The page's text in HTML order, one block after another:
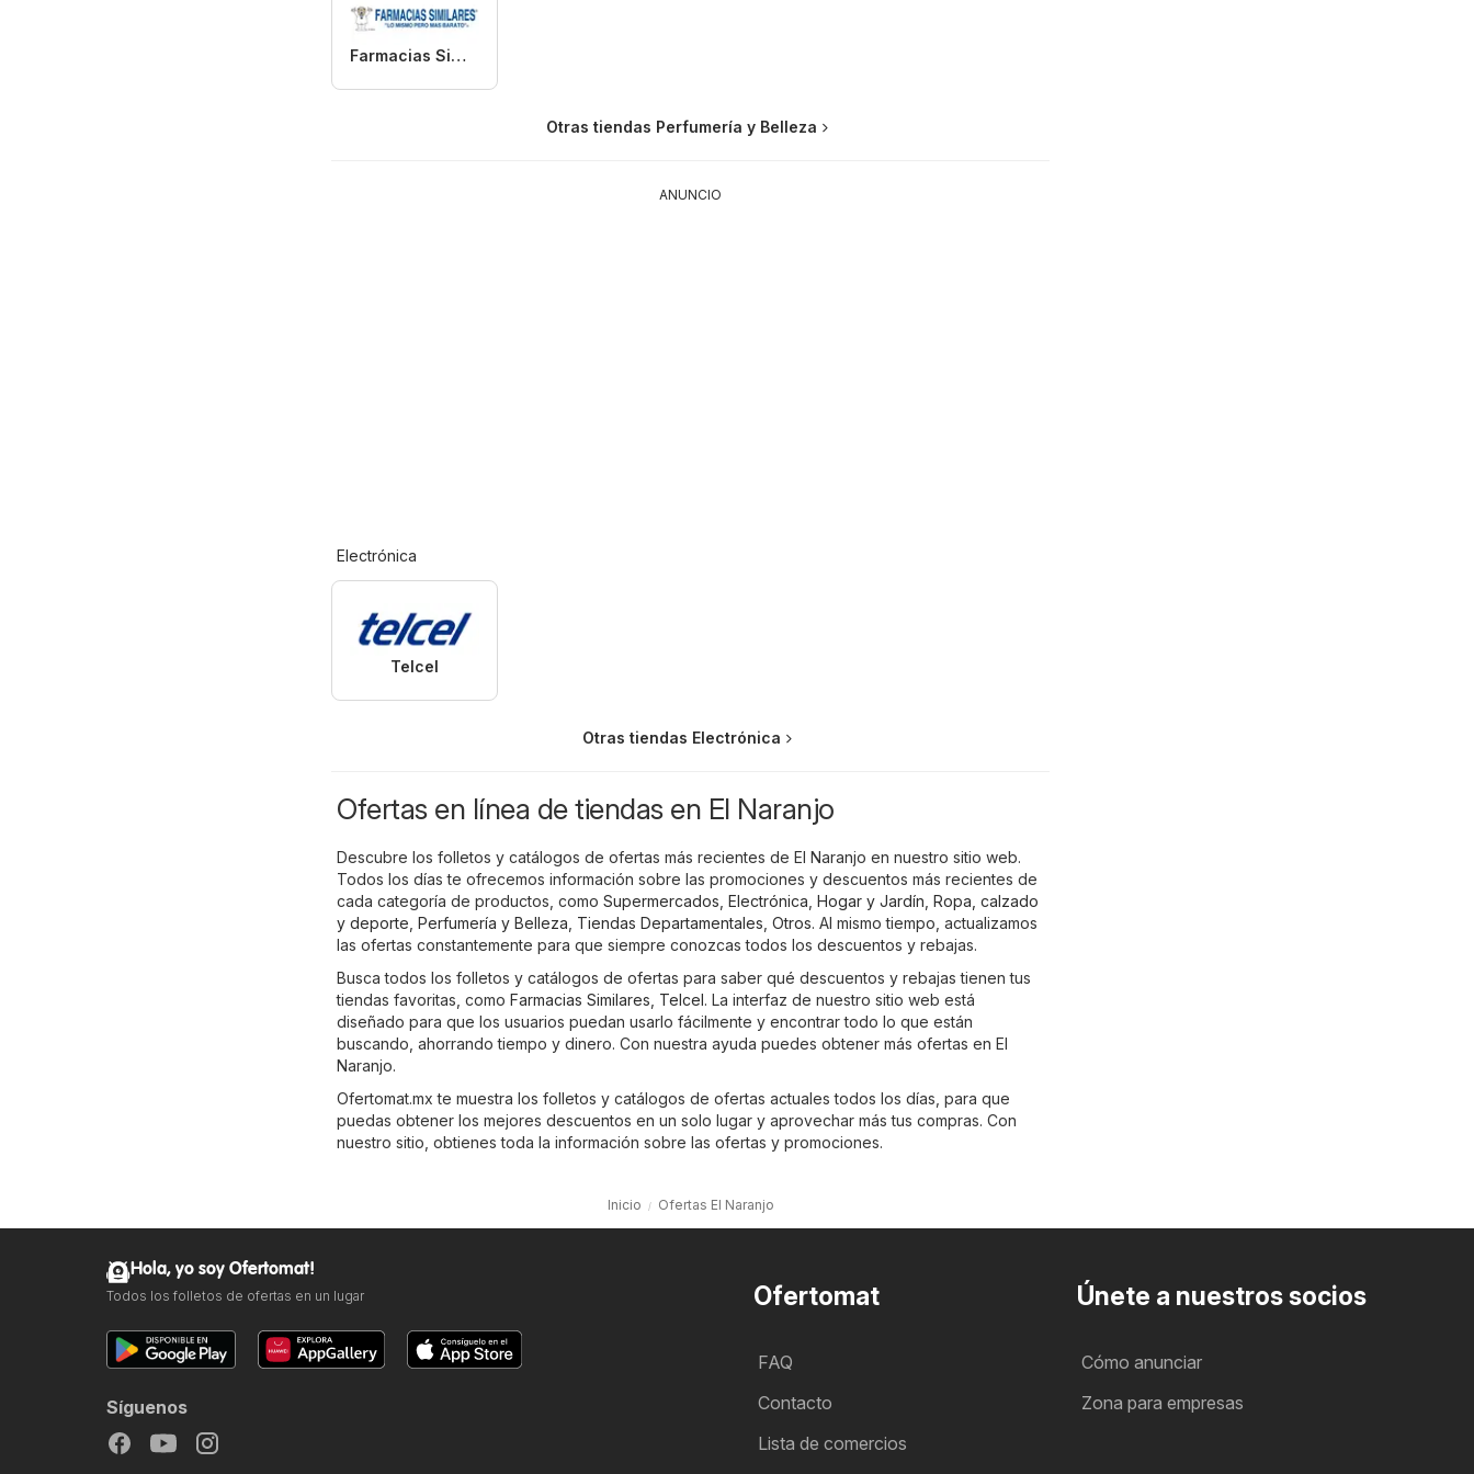
Farmacias Similares
Otras tiendas Perfumería y Belleza
ANUNCIO
Electrónica
Telcel
Otras tiendas Electrónica
Ofertas en línea de tiendas en El Naranjo
Descubre los folletos y catálogos de ofertas más recientes de El Naranjo en nuestro sitio web.
Todos los días te ofrecemos información sobre las promociones y descuentos más recientes de
cada categoría de productos, como Supermercados Electrónica Hogar y Jardín Ropa, calzado
y deporte Perfumería y Belleza Tiendas Departamentales Otros. Al mismo tiempo, actualizamos
las ofertas constantemente para que siempre conozcas todos los descuentos y rebajas.
Busca todos los folletos y catálogos de ofertas para saber qué descuentos y rebajas tienen tus
tiendas favoritas, como Farmacias Similares Telcel. La interfaz de nuestro sitio web está
diseñado para que los usuarios puedan usarlo fácilmente y encontrar todo lo que están
buscando, ahorrando tiempo y dinero. Con nuestra ayuda puedes obtener más ofertas en El
Naranjo.
Ofertomat.mx te muestra los folletos y catálogos de ofertas actuales todos los días, para que
puedas obtener los mejores descuentos en un solo lugar y aprovechar más tus compras. Con
nuestro sitio, obtienes toda la información sobre las ofertas y promociones.
Inicio Ofertas El Naranjo
Ofertomat
FAQ
Contacto
Lista de comercios
Únete a nuestros socios
Cómo anunciar
Zona para empresas
Hola, yo soy Ofertomat!
Todos los folletos de ofertas en un lugar
Síguenos